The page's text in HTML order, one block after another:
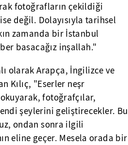
fotoğrafların çekildiği
değil. Dolayısıyla tarihsel
zamanda bir İstanbul
basacağız inşallah."
olarak Arapça, İngilizce ve
Kılıç, "Eserler neşr
fotoğrafçılar,
şeylerini geliştirecekler. Bu
ondan sonra ilgili
eline geçer. Mesela orada bir